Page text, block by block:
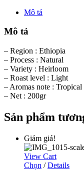
Mô tả
Mô tả
– Region : Ethiopia
– Process : Natural
– Variety : Heirloom
– Roast level : Light
– Aromas note :
– Net : 200gr
Sản phẩm
Giảm giá!
View Cart
Chọn / Details